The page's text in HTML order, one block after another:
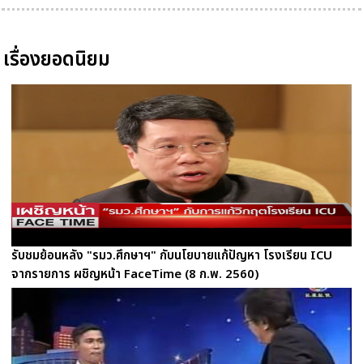
เรื่องยอดนิยม
รับชมย้อนหลัง "รมว.ศึกษาฯ" กับนโยบายแก้ปัญหา โรงเรียน ICU
จากรายการ ผชิญหน้า FaceTime (8 ก.พ. 2560)